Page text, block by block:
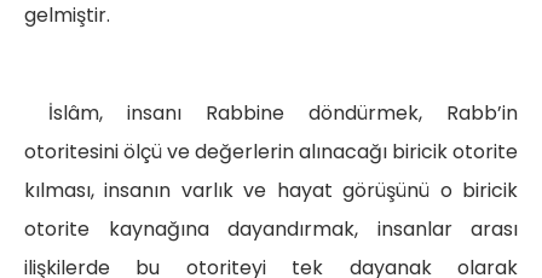
gelmiştir.
İslâm, insanı Rabbine döndürmek, Rabb’in
otoritesini ölçü ve değerlerin alınacağı biricik otorite
kılması, insanın varlık ve hayat görüşünü o biricik
otorite kaynağına dayandırmak, insanlar arası
ilişkilerde bu otoriteyi tek dayanak olarak